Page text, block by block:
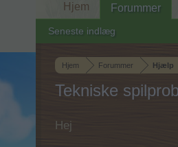
Hjem Forummer Hjælp
Tekniske
Hej
Hjem Forummer
Seneste indlæg